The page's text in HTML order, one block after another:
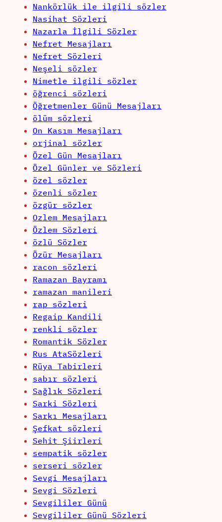
Nankörlük ile ilgili sözler
Nasihat Sözleri
Nazarla İlgili Sözler
Nefret Mesajları
Nefret Sözleri
Neşeli sözler
Nimetle ilgili sözler
öğrenci sözleri
Öğretmenler Günü Mesajları
ölüm sözleri
On Kasım Mesajları
orjinal sözler
Özel Gün Mesajları
Özel Günler ve Sözleri
özel sözler
özenli sözler
özgür sözler
Ozlem Mesajları
Özlem Sözleri
özlü Sözler
Özür Mesajları
racon sözleri
Ramazan Bayramı
ramazan manileri
rap sözleri
Regaip Kandili
renkli sözler
Romantik Sözler
Rus AtaSözleri
Rüya Tabirleri
sabır sözleri
Sağlık Sözleri
Sarki Sözleri
Sarkı Mesajları
Şefkat sözleri
Sehit Şiirleri
sempatik sözler
serseri sözler
Sevgi Mesajları
Sevgi Sözleri
Sevgililer Günü
Sevgililer Günü Sözleri